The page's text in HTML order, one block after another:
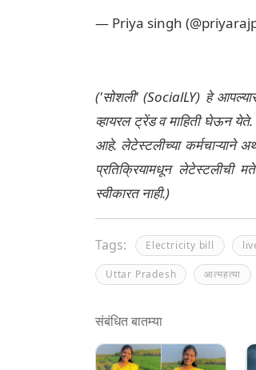
— Priya singh
('सोशली' (SocialLY) हे
व्हायरल ट्रेंड व माहिती घेऊन
आहे. लेटेस्टलीच्या कर्मचाऱ्याने
प्रतिक्रियामधून लेटेस्टलीची
स्वीकारत नाही.)
Tags: Electricity bill
Uttar Pradesh आत्महत्या
संबंधित बातम्या